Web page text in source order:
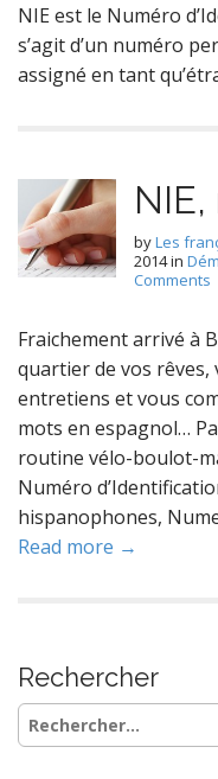
NIE est le Numéro
s’agit d’un numéro
assigné en tant
byLes
2014in
Comments
Fraichement arrivé à
quartier de vos rêves,
entretiens et vous
mots en espagnol…
routine vélo-boulot-
Numéro
hispanophones,
Read more →
Rechercher
Rechercher :